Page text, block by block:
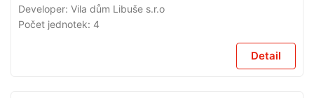
Developer: Vila dům Libuše s.r.o
Počet jednotek: 4
Detail